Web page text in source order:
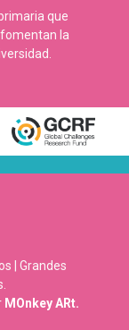
que
la
| Grandes
MOnkey ARt.